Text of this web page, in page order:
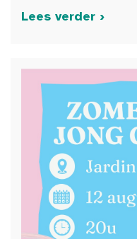
Lees verder ›